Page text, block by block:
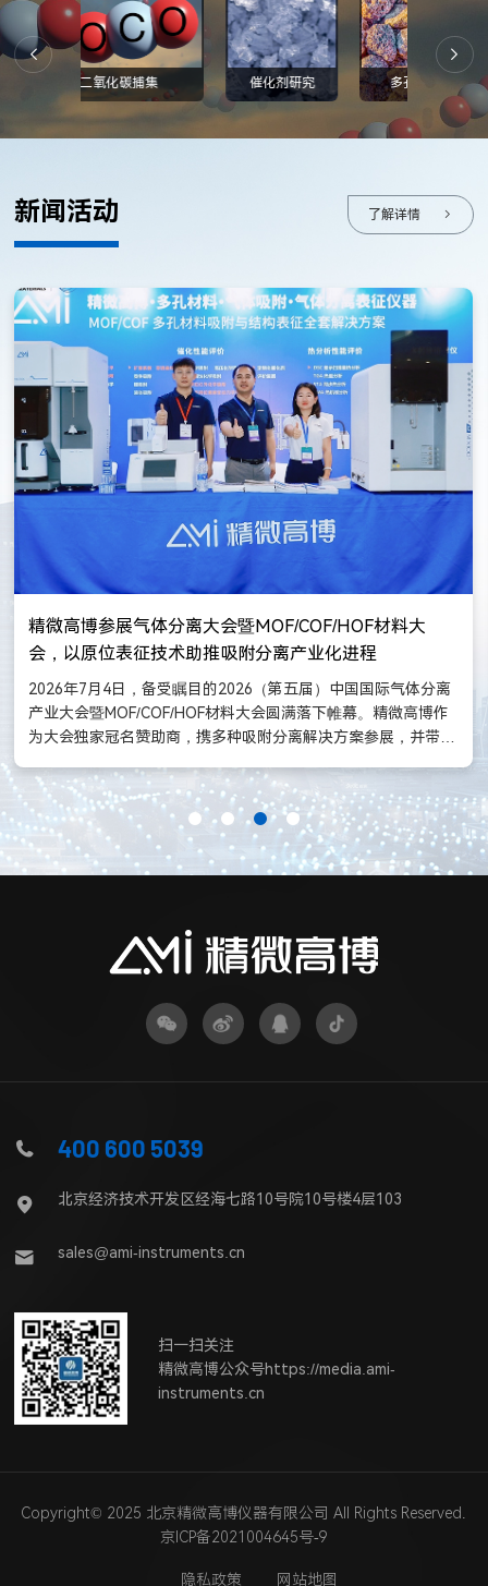
二氧化碳捕集 催化剂研究 多孔材料
新闻活动 了解详情
精微高博参展气体分离大会暨MOF/COF/HOF材料大
会，以原位表征技术助推吸附分离产业化进程
2026年7月4日，备受瞩目的2026（第五届）中国国际气体分离
产业大会暨MOF/COF/HOF材料大会圆满落下帷幕。精微高博作
为大会独家冠名赞助商，携多种吸附分离解决方案参展，并带来
致力于为科研与工业用户提供从机理洞察到工艺放大的数据支
撑，切实回应吸附分离技术走向产业化进程中面临的实际问题。
400 600 5039
北京经济技术开发区经海七路10号院10号楼4层103
sales@ami-instruments.cn
扫一扫关注
精微高博公众号https://media.ami-
instruments.cn
Copyright© 2025 北京精微高博仪器有限公司 All Rights Reserved.
京ICP备2021004645号-9
隐私政策 网站地图